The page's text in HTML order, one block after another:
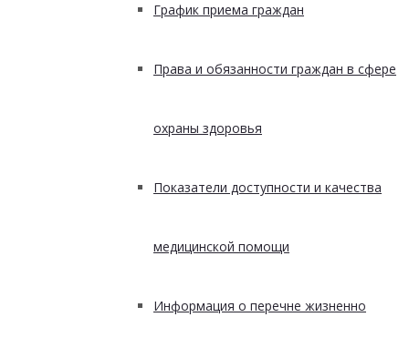
График приема граждан
Права и обязанности граждан в сфере
охраны здоровья
Показатели доступности и качества
медицинской помощи
Информация о перечне жизненно